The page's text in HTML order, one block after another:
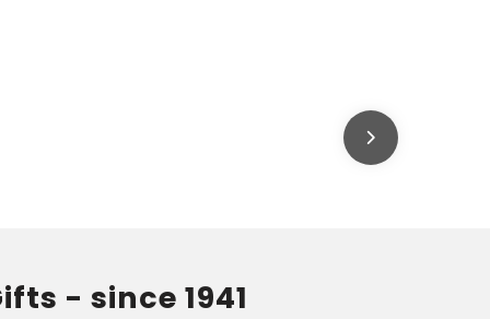
- since 1941